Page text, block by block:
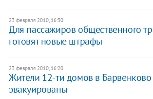
23 февраля 2010, 16:30
Для пассажиров общественного
готовят новые штрафы
23 февраля 2010, 16:20
Жители 12-ти домов в Барвенково
эвакуированы